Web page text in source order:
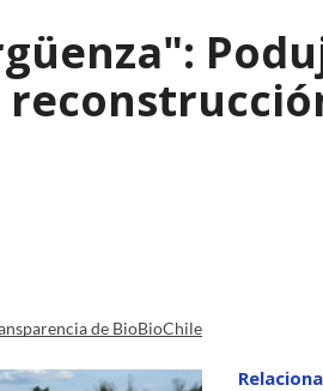
de BioBioChile